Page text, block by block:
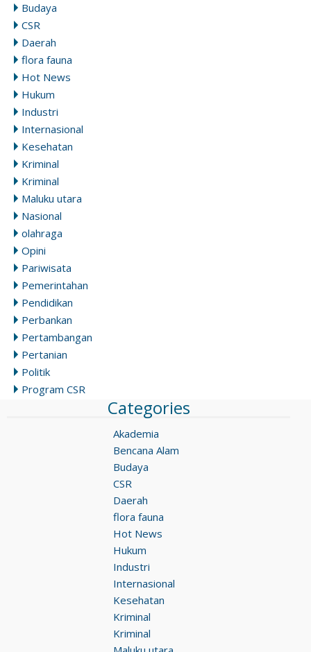
Budaya
CSR
Daerah
flora fauna
Hot News
Hukum
Industri
Internasional
Kesehatan
Kriminal
Kriminal
Maluku utara
Nasional
olahraga
Opini
Pariwisata
Pemerintahan
Pendidikan
Perbankan
Pertambangan
Pertanian
Politik
Program CSR
Categories
Akademia
Bencana Alam
Budaya
CSR
Daerah
flora fauna
Hot News
Hukum
Industri
Internasional
Kesehatan
Kriminal
Kriminal